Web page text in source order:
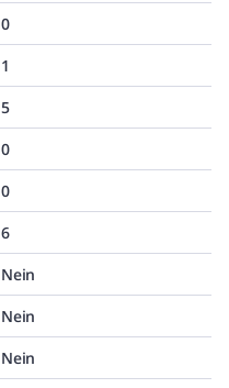
0
1
5
0
0
6
Nein
Nein
Nein